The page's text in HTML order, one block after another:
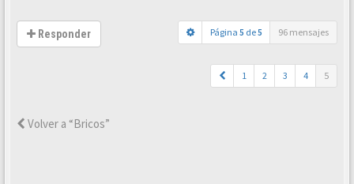
Responder Página 5 de5 96 mensajes
1 2 3 4 5
Volver a “Bricos”